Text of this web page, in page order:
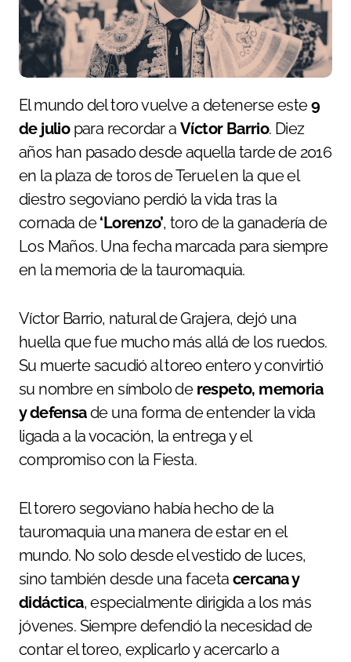
El mundo del toro vuelve a detenerse este9
de juliopara recordar aVíctor Barrio. Diez
años han pasado desde aquella tarde de 2016
en la plaza de toros de Teruel en la que el
diestro segoviano perdió la vida tras la
cornada de‘Lorenzo’, toro de la ganadería de
Los Maños. Una fecha marcada para siempre
en la memoria de la tauromaquia.
Víctor Barrio, natural de Grajera, dejó una
huella que fue mucho más allá de los ruedos.
Su muerte sacudió al toreo entero y convirtió
su nombre en símbolo de respeto, memoria
y defensade una forma de entender la vida
ligada a la vocación, la entrega y el
compromiso con la Fiesta.
El torero segoviano había hecho de la
tauromaquia una manera de estar en el
mundo. No solo desde el vestido de luces,
sino también desde una faceta cercana y
didáctica, especialmente dirigida a los más
jóvenes. Siempre defendió la necesidad de
contar el toreo, explicarlo y acercarlo a